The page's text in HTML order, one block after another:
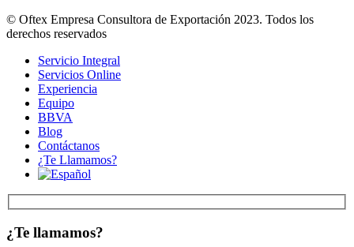
© Oftex Empresa Consultora de Exportación 2023. Todos los
derechos reservados
Servicio Integral
Servicios Online
Experiencia
Equipo
BBVA
Blog
Contáctanos
¿Te Llamamos?
¿Te llamamos?